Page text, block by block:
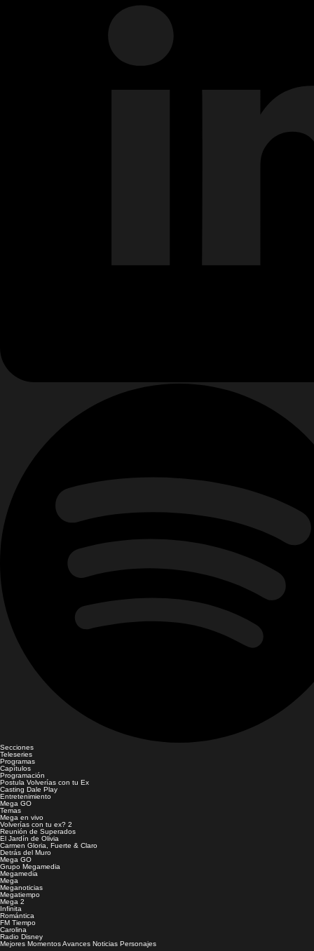
Secciones
Teleseries
Programas
Capítulos
Programación
Postula Volverías con tu Ex
Casting Dale Play
Entretenimiento
Mega GO
Temas
Mega en vivo
Volverías con tu ex? 2
Reunión de Superados
El Jardín de Olivia
Carmen Gloria, Fuerte & Claro
Detrás del Muro
Mega GO
Grupo Megamedia
Megamedia
Mega
Meganoticias
Megatiempo
Mega 2
Infinita
Romántica
FM Tiempo
Carolina
Radio Disney
Mejores MomentosAvances Noticias Personajes